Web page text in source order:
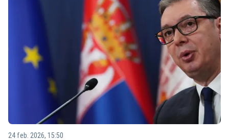
24 feb. 2026, 15:50